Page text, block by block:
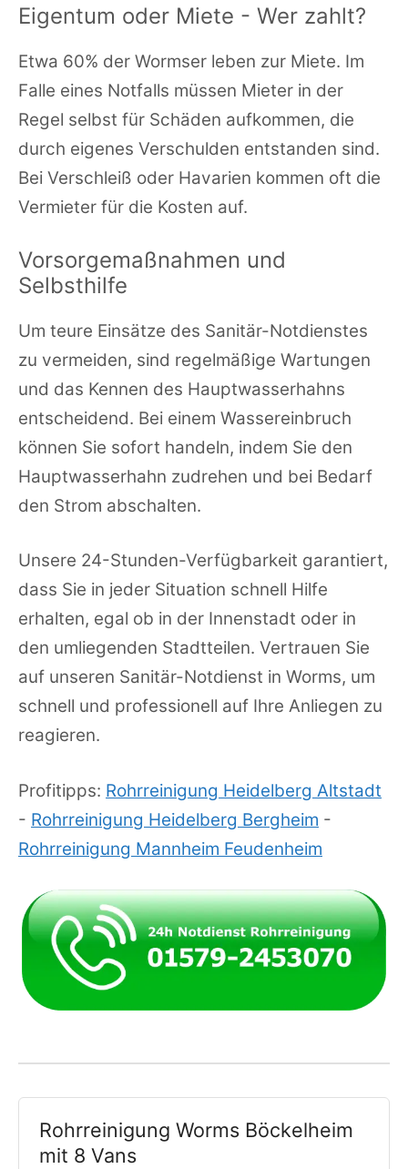
Eigentum oder Miete - Wer zahlt?
Etwa 60% der Wormser leben zur Miete. Im
Falle eines Notfalls müssen Mieter in der
Regel selbst für Schäden aufkommen, die
durch eigenes Verschulden entstanden sind.
Bei Verschleiß oder Havarien kommen oft die
Vermieter für die Kosten auf.
Vorsorgemaßnahmen und
Selbsthilfe
Um teure Einsätze des Sanitär-Notdienstes
zu vermeiden, sind regelmäßige Wartungen
und das Kennen des Hauptwasserhahns
entscheidend. Bei einem Wassereinbruch
können Sie sofort handeln, indem Sie den
Hauptwasserhahn zudrehen und bei Bedarf
den Strom abschalten.
Unsere 24-Stunden-Verfügbarkeit garantiert,
dass Sie in jeder Situation schnell Hilfe
erhalten, egal ob in der Innenstadt oder in
den umliegenden Stadtteilen. Vertrauen Sie
auf unseren Sanitär-Notdienst in Worms, um
schnell und professionell auf Ihre Anliegen zu
reagieren.
Profitipps: Rohrreinigung Heidelberg Altstadt
- Rohrreinigung Heidelberg Bergheim -
Rohrreinigung Mannheim Feudenheim
Rohrreinigung Worms Böckelheim
mit 8 Vans